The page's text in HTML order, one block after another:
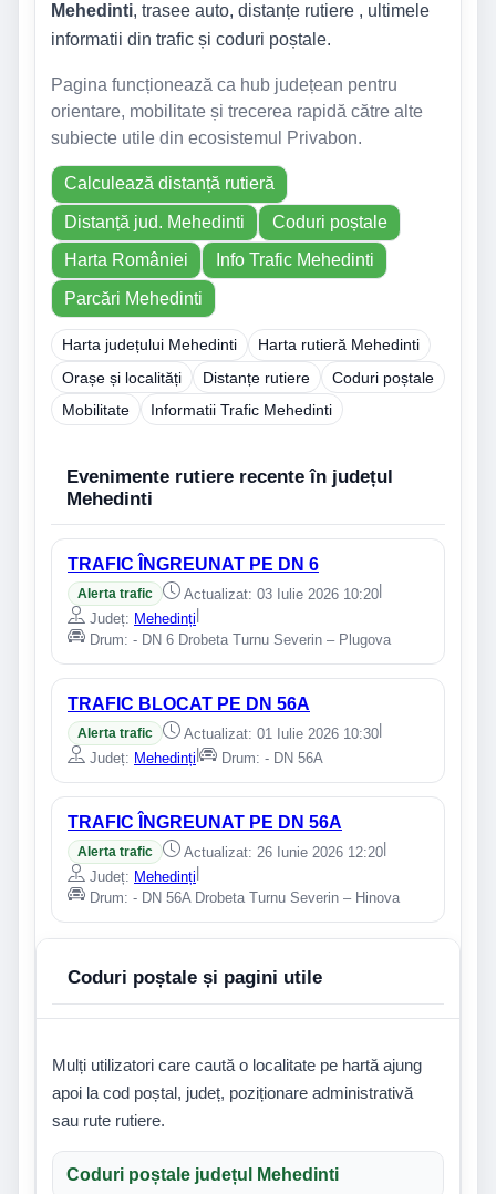
Mehedinti, trasee auto, distanțe rutiere , ultimele
informatii din trafic și coduri poștale.
Pagina funcționează ca hub județean pentru
orientare, mobilitate și trecerea rapidă către alte
subiecte utile din ecosistemul Privabon.
Calculează distanță rutieră
Distanță jud. Mehedinti Coduri poștale
Harta României Info Trafic Mehedinti
Parcări Mehedinti
Harta județului Mehedinti
Harta rutieră Mehedinti
Orașe și localități
Distanțe rutiere
Coduri poștale
Mobilitate
Informatii Trafic Mehedinti
Evenimente rutiere recente în județul
Mehedinti
TRAFIC ÎNGREUNAT PE DN 6
Alerta trafic Actualizat: 03 Iulie 2026 10:20
Județ: Mehedinți
Drum: - DN 6 Drobeta Turnu Severin – Plugova
TRAFIC BLOCAT PE DN 56A
Alerta trafic Actualizat: 01 Iulie 2026 10:30
Județ: Mehedinți Drum: - DN 56A
TRAFIC ÎNGREUNAT PE DN 56A
Alerta trafic Actualizat: 26 Iunie 2026 12:20
Județ: Mehedinți|
Drum: - DN 56A Drobeta Turnu Severin – Hinova
Coduri poștale și pagini utile
Mulți utilizatori care caută o localitate pe hartă ajung
apoi la cod poștal, județ, poziționare administrativă
sau rute rutiere.
Coduri poștale județul Mehedinti